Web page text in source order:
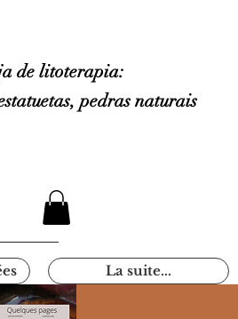
de litoterapia:
pedras naturais
La suite...